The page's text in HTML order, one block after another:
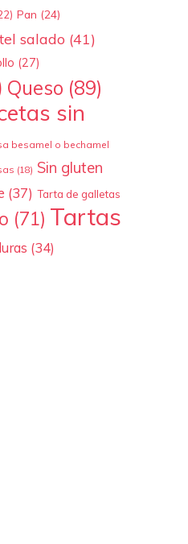
Pan (24)
salado (41)
(27)
Queso (89)
sin
besamel o bechamel
(18) Sin gluten
(37) Tarta de galletas
(71) Tartas
(34)